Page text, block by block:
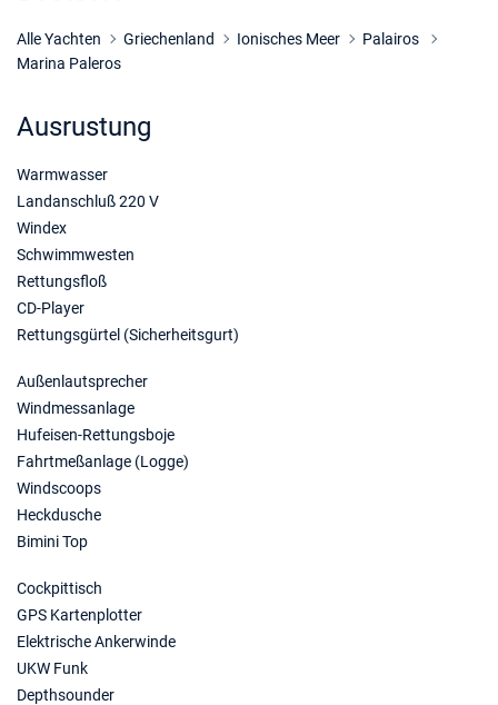
Alle Yachten Griechenland Ionisches Meer
Palairos
Marina Paleros
Ausrustung
Warmwasser
Landanschluß 220 V
Windex
Schwimmwesten
Rettungsfloß
CD-Player
Rettungsgürtel (Sicherheitsgurt)
Außenlautsprecher
Windmessanlage
Hufeisen-Rettungsboje
Fahrtmeßanlage (Logge)
Windscoops
Heckdusche
Bimini Top
Cockpittisch
GPS Kartenplotter
Elektrische Ankerwinde
UKW Funk
Depthsounder